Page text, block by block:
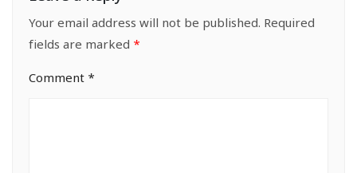
Your email address will not be published. Required
fields are marked *
Comment *